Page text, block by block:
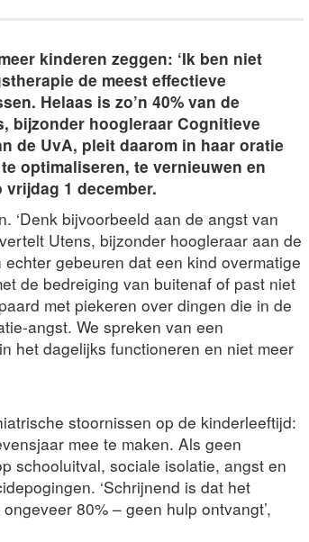
kinderen zeggen: ‘Ik ben niet
de meest effectieve
Helaas is zo’n 40% van de
bijzonder hoogleraar Cognitieve
de UvA, pleit daarom in haar oratie
optimaliseren, te vernieuwen en
1 december.
‘Denk bijvoorbeeld aan de angst van
Utens, bijzonder hoogleraar aan de
gebeuren dat een kind overmatige
de bedreiging van buitenaf of past niet
met piekeren over dingen die in de
angst. We spreken van een
het dagelijks functioneren en niet meer
stoornissen op de kinderleeftijd:
mee te maken. Als geen
schooluitval, sociale isolatie, angst en
‘Schrijnend is dat het
80% – geen hulp ontvangt’,